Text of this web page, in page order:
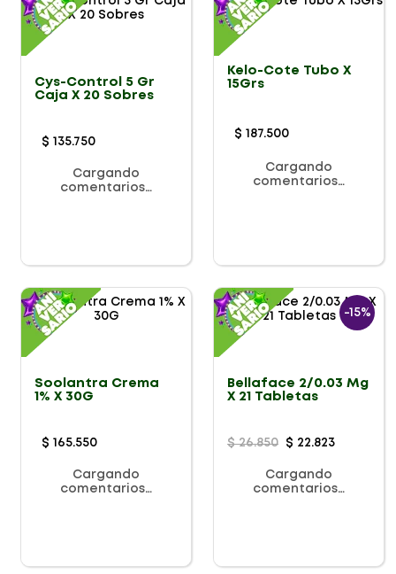
Cys-Control 5 Gr
Caja X 20 Sobres
$ 135.750
Cargando
comentarios…
Kelo-Cote Tubo X
15Grs
$ 187.500
Cargando
comentarios…
Soolantra Crema
1% X 30G
$ 165.550
Cargando
comentarios…
-15%
Bellaface 2/0.03 Mg
X 21 Tabletas
$ 26.850 $ 22.823
Cargando
comentarios…